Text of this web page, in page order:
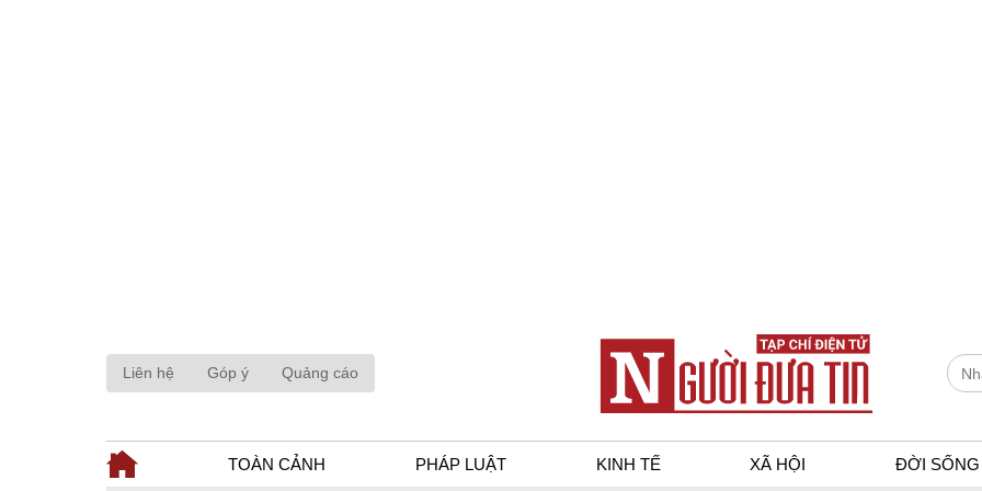
Liên hệ Góp ý Quảng cáo
TOÀN CẢNH PHÁP LUẬT KINH TẾ XÃ HỘI ĐỜI SỐNG